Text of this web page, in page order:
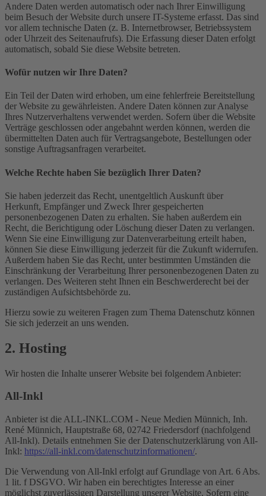
Andere Daten werden automatisch oder nach Ihrer Einwilligung
beim Besuch der Website durch unsere IT-Systeme erfasst. Das sind
vor allem technische Daten (z. B. Internetbrowser, Betriebssystem
oder Uhrzeit des Seitenaufrufs). Die Erfassung dieser Daten erfolgt
automatisch, sobald Sie diese Website betreten.
Wofür nutzen wir Ihre Daten?
Ein Teil der Daten wird erhoben, um eine fehlerfreie Bereitstellung
der Website zu gewährleisten. Andere Daten können zur Analyse
Ihres Nutzerverhaltens verwendet werden. Sofern über die Website
Verträge geschlossen oder angebahnt werden können, werden die
übermittelten Daten auch für Vertragsangebote, Bestellungen oder
sonstige Auftragsanfragen verarbeitet.
Welche Rechte haben Sie bezüglich Ihrer Daten?
Sie haben jederzeit das Recht, unentgeltlich Auskunft über
Herkunft, Empfänger und Zweck Ihrer gespeicherten
personenbezogenen Daten zu erhalten. Sie haben außerdem ein
Recht, die Berichtigung oder Löschung dieser Daten zu verlangen.
Wenn Sie eine Einwilligung zur Datenverarbeitung erteilt haben,
können Sie diese Einwilligung jederzeit für die Zukunft widerrufen.
Außerdem haben Sie das Recht, unter bestimmten Umständen die
Einschränkung der Verarbeitung Ihrer personenbezogenen Daten zu
verlangen. Des Weiteren steht Ihnen ein Beschwerderecht bei der
zuständigen Aufsichtsbehörde zu.
Hierzu sowie zu weiteren Fragen zum Thema Datenschutz können
Sie sich jederzeit an uns wenden.
2. Hosting
Wir hosten die Inhalte unserer Website bei folgendem Anbieter:
All-Inkl
Anbieter ist die ALL-INKL.COM - Neue Medien Münnich, Inh.
René Münnich, Hauptstraße 68, 02742 Friedersdorf (nachfolgend
All-Inkl). Details entnehmen Sie der Datenschutzerklärung von All-
Inkl: https://all-inkl.com/datenschutzinformationen/.
Die Verwendung von All-Inkl erfolgt auf Grundlage von Art. 6 Abs.
1 lit. f DSGVO. Wir haben ein berechtigtes Interesse an einer
möglichst zuverlässigen Darstellung unserer Website. Sofern eine